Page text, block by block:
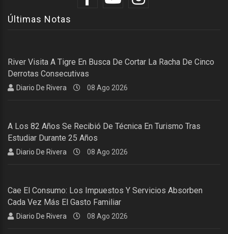
Últimas Notas
River Visita A Tigre En Busca De Cortar La Racha De Cinco
Derrotas Consecutivas
Diario De Rivera 08 Ago 2026
A Los 82 Años Se Recibió De Técnica En Turismo Tras
Estudiar Durante 25 Años
Diario De Rivera 08 Ago 2026
Cae El Consumo: Los Impuestos Y Servicios Absorben
Cada Vez Más El Gasto Familiar
Diario De Rivera 08 Ago 2026